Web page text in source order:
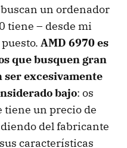
un ordenador
tiene – desde mi
AMD 6970 es
que busquen gran
ser excesivamente
bajo: os
tiene un precio de
del fabricante
características